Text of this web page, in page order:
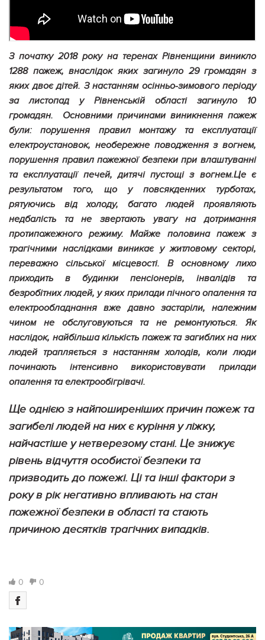
З початку 2018 року на теренах Рівненщини виникло
1288 пожеж, внаслідок яких загинуло 29 громадян з
яких двоє дітей. З настанням осінньо-зимового періоду
за листопад у Рівненській області загинуло 10
громадян. Основними причинами виникнення пожеж
були: порушення правил монтажу та експлуатації
електроустановок, необережне поводження з вогнем,
порушення правил пожежної безпеки при влаштуванні
та експлуатації печей, дитячі пустощі з вогнем.Це є
результатом того, що у повсякденних турботах,
рятуючись від холоду, багато людей проявляють
недбалість та не звертають увагу на дотримання
протипожежного режиму. Майже половина пожеж з
трагічними наслідками виникає у житловому секторі,
переважно сільської місцевості. В основному лихо
приходить в будинки пенсіонерів, інвалідів та
безробітних людей, у яких прилади пічного опалення та
електрообладнання вже давно застаріли, належним
чином не обслуговуються та не ремонтуються. Як
наслідок, найбільша кількість пожеж та загиблих на них
людей трапляється з настанням холодів, коли люди
починають інтенсивно використовувати прилади
опалення та електрообігрівачі.
Ще однією з найпоширеніших причин пожеж та
загибелі людей на них є куріння у ліжку,
найчастіше у нетверезому стані. Це знижує
рівень відчуття особистої безпеки та
призводить до пожежі. Ці та інші фактори з
року в рік негативно впливають на стан
пожежної безпеки в області та стають
причиною десятків трагічних випадків.
0 0